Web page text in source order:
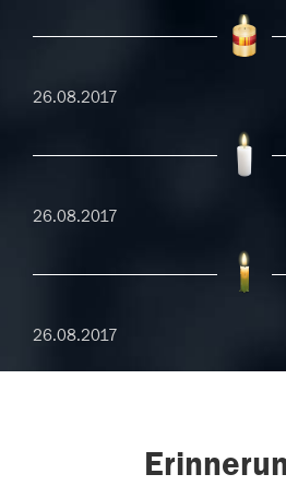
26.08.2017
26.08.2017
26.08.2017